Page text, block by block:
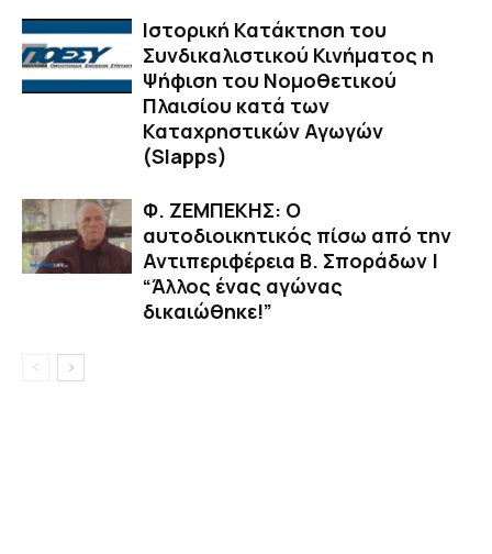
Ιστορική Κατάκτηση του
Συνδικαλιστικού Κινήματος η
Ψήφιση του Νομοθετικού
Πλαισίου κατά των
Καταχρηστικών Αγωγών
(Slapps)
Φ. ΖΕΜΠΕΚΗΣ: Ο
αυτοδιοικητικός πίσω από την
Αντιπεριφέρεια Β. Σποράδων |
“Άλλος ένας αγώνας
δικαιώθηκε!”